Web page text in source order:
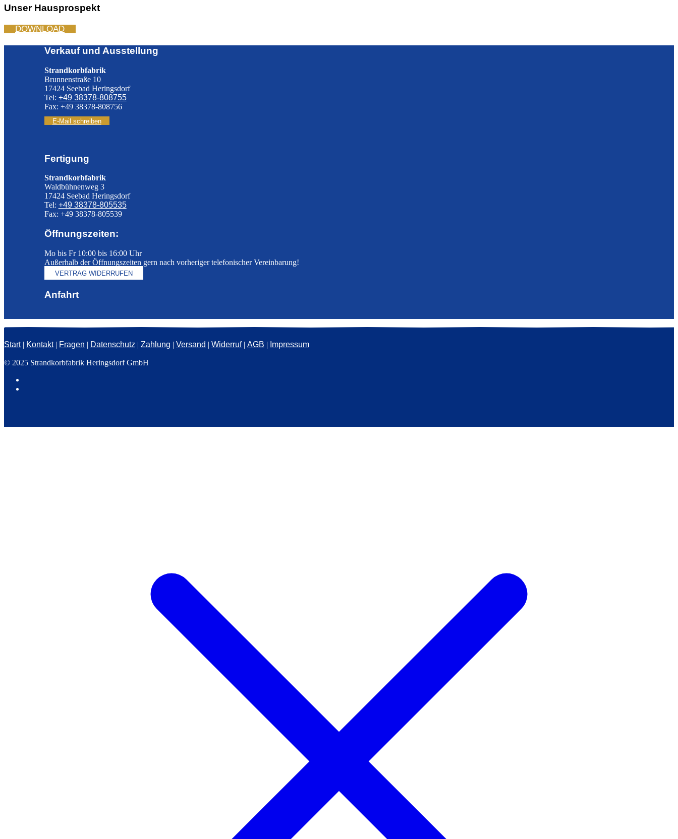
Unser Hausprospekt
DOWNLOAD
Verkauf und Ausstellung
Strandkorbfabrik
Brunnenstraße 10
17424 Seebad Heringsdorf
Tel: +49 38378-808755
Fax: +49 38378-808756
E-Mail schreiben
Fertigung
Strandkorbfabrik
Waldbühnenweg 3
17424 Seebad Heringsdorf
Tel: +49 38378-805535
Fax: +49 38378-805539
Öffnungszeiten:
Mo bis Fr 10:00 bis 16:00 Uhr
Außerhalb der Öffnungszeiten gern nach vorheriger telefonischer Vereinbarung!
VERTRAG WIDERRUFEN
Anfahrt
Start| Kontakt| Fragen | Datenschutz | Zahlung | Versand | Widerruf| AGB | Impressum
© 2025 Strandkorbfabrik Heringsdorf GmbH